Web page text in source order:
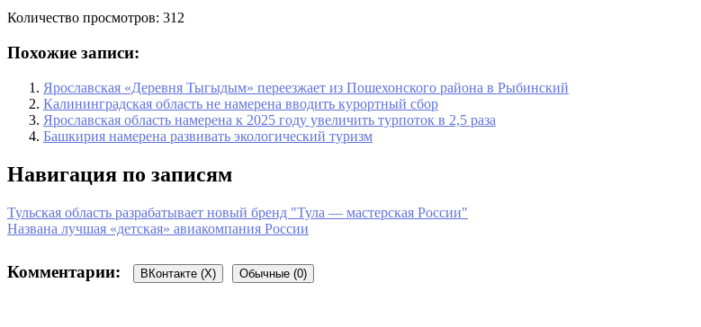
Количество просмотров: 312
Похожие записи:
Ярославская «Деревня Тыгыдым» переезжает из Пошехонского района в Рыбинский
Калининградская область не намерена вводить курортный сбор
Ярославская область намерена к 2025 году увеличить турпоток в 2,5 раза
Башкирия намерена развивать экологический туризм
Навигация по записям
Тульская область разрабатывает новый бренд "Тула — мастерская России"
Названа лучшая «детская» авиакомпания России
Комментарии: ВКонтакте (X) Обычные (0)